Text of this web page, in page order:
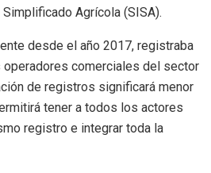
Agrícola (SISA).
desde el año 2017, registraba
comerciales del sector
de registros significará menor
tener a todos los actores
registro e integrar toda la